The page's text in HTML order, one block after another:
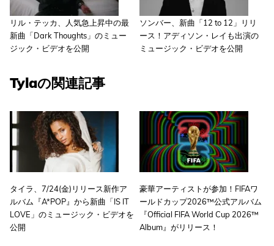
リル・テッカ、人気急上昇中の最
新曲「Dark Thoughts」のミュー
ジック・ビデオを公開
ソンバー、新曲「12 to 12」リリ
ース！アディソン・レイも出演の
ミュージック・ビデオを公開
Tylaの関連記事
タイラ、7/24(金)リリース新作ア
ルバム『A*POP』から新曲「IS IT
LOVE」のミュージック・ビデオを
公開
豪華アーティストが参加！FIFAワ
ールドカップ2026™公式アルバム
『Official FIFA World Cup 2026™
Album』がリリース！